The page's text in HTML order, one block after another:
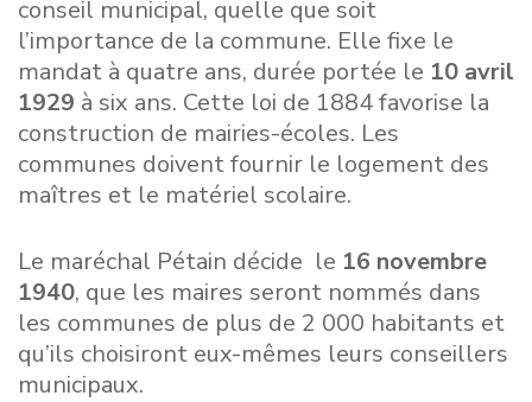
conseil municipal, quelle que soit
l’importance de la commune. Elle fixe le
mandat à quatre ans, durée portée le 10 avril
1929 à six ans. Cette loi de 1884 favorise la
construction de mairies-écoles. Les
communes doivent fournir le logement des
maîtres et le matériel scolaire.
Le maréchal Pétain décide le 16 novembre
1940, que les maires seront nommés dans
les communes de plus de 2 000 habitants et
qu’ils choisiront eux-mêmes leurs conseillers
municipaux.